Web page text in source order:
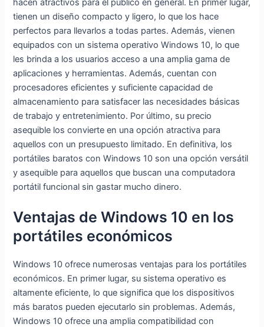
Lector de
Tarjetas,
MicroSD
USB3.0, HDMI
Metal Ligero
tienen un diseño compacto y ligero, lo que los hace
perfectos para llevarlos a todas partes. Además, vienen
equipados con un sistema operativo Windows 10, lo que
les brinda a los usuarios acceso a una amplia gama de
aplicaciones y herramientas. Además, cuentan con
procesadores eficientes y suficiente capacidad de
almacenamiento para satisfacer las necesidades básicas
de trabajo y entretenimiento. Por último, su precio
asequible los convierte en una opción atractiva para
aquellos con un presupuesto limitado. En definitiva, los
portátiles baratos con Windows 10 son una opción versátil
y asequible para aquellos que buscan una computadora
portátil funcional sin gastar mucho dinero.
Ventajas de Windows 10 en los
portátiles económicos
Windows 10 ofrece numerosas ventajas para los portátiles
económicos. En primer lugar, su sistema operativo es
altamente eficiente, lo que significa que los dispositivos
más baratos pueden ejecutarlo sin problemas. Además,
Windows 10 ofrece una amplia compatibilidad con